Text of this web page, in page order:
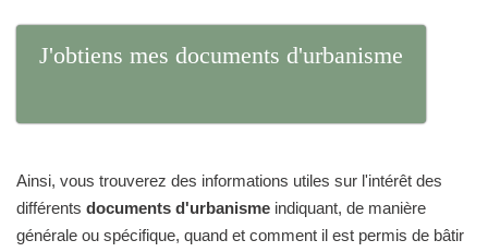
J'obtiens mes documents d'urbanisme
Ainsi, vous trouverez des informations utiles sur l'intérêt des
différents documents d'urbanisme indiquant, de manière
générale ou spécifique, quand et comment il est permis de bâtir